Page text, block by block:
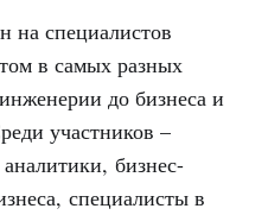
на специалистов
в самых разных
до бизнеса и
участников –
бизнес-
специалисты в